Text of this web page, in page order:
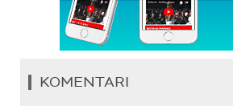
KOMENTARI